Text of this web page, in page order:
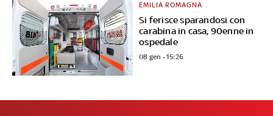
Si ferisce sparandosi con
carabina in casa, 90enne in
ospedale
EMILIA ROMAGNA
08 gen - 15:26